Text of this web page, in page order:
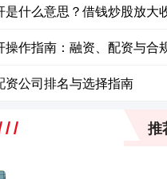
是什么意思？借钱炒股放大
操作指南：融资、配资与合
资公司排名与选择指南
推